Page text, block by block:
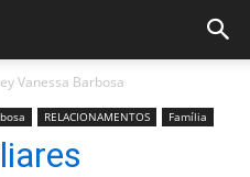
Vanessa Barbosa
RELACIONAMENTOS Família